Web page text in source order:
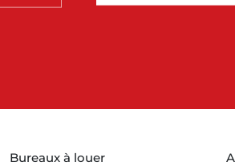
Bureaux à louer